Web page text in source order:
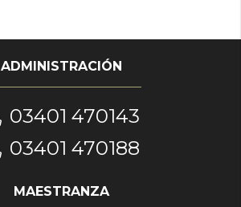
ADMINISTRACIÓN
03401 470143
03401 470188
MAESTRANZA